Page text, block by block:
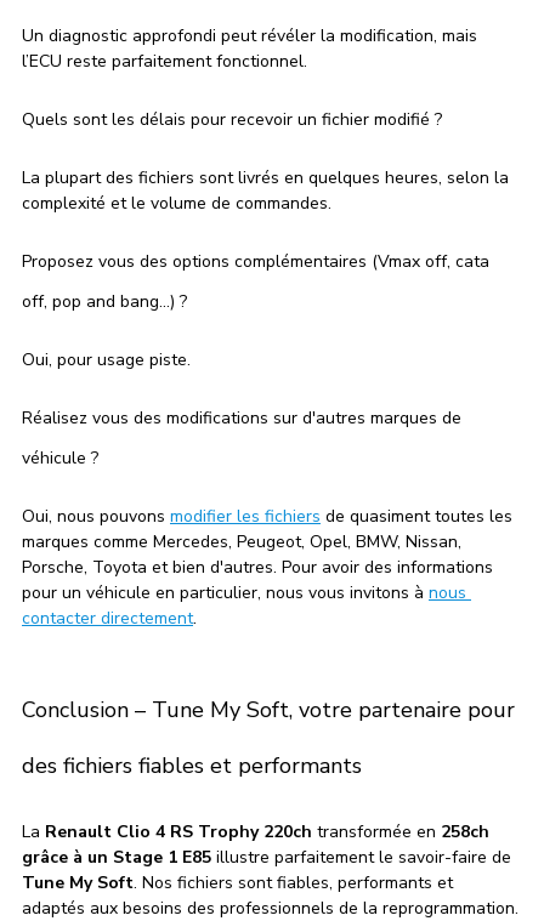
Un diagnostic approfondi peut révéler la modification, mais
l’ECU reste parfaitement fonctionnel.
Quels sont les délais pour recevoir un fichier modifié ?
La plupart des fichiers sont livrés en quelques heures, selon la
complexité et le volume de commandes.
Proposez vous des options complémentaires (Vmax off, cata
off, pop and bang...) ?
Oui, pour usage piste.
Réalisez vous des modifications sur d'autres marques de
véhicule ?
Oui, nous pouvons modifier les fichiers de quasiment toutes les
marques comme Mercedes, Peugeot, Opel, BMW, Nissan,
Porsche, Toyota et bien d'autres. Pour avoir des informations
pour un véhicule en particulier, nous vous invitons à nous
contacter directement.
Conclusion – Tune My Soft, votre partenaire pour
des fichiers fiables et performants
La Renault Clio 4 RS Trophy 220ch transformée en 258ch
grâce à un Stage 1 E85 illustre parfaitement le savoir-faire de
Tune My Soft. Nos fichiers sont fiables, performants et
adaptés aux besoins des professionnels de la reprogrammation.